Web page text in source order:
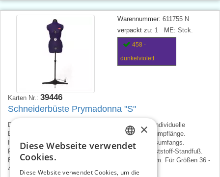
Warennummer: 611755 N
verpackt zu: 1 ME: Stck.
458 -
dunkelviolett
Karten Nr.: 39446
Schneiderbüste Prymadonna "S"
Drehbare, 8-teilige Schneiderbüste aus Kunststoff. Individuelle
Einstellmöglichkeiten von Brust, Taille, Hüfte und Rumpflänge.
Höhenverstellbar & Anpassungsmöglichkeit des Halsumfangs.
Rockabrunder mit Stecknadelfixierung. Stabiler Kunststoff-Standfuß.
Brust: 84 - 100cm Taille: 66 - 84cm Hüfte: 91 - 109cm. Für Größen 36 -
42. Deutsches Produkt, Preis pro 1 St.
CZECH
×
Diese Webseite verwendet
Cookies.
Diese Website verwendet Cookies, um die